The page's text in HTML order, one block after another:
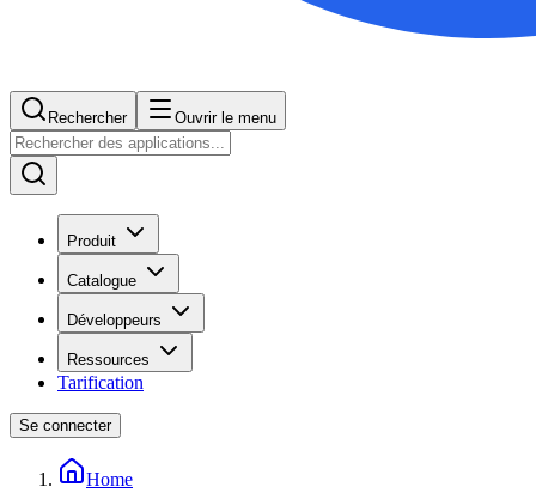
Rechercher Ouvrir le menu
Produit
Catalogue
Développeurs
Ressources
Tarification
Se connecter
Home